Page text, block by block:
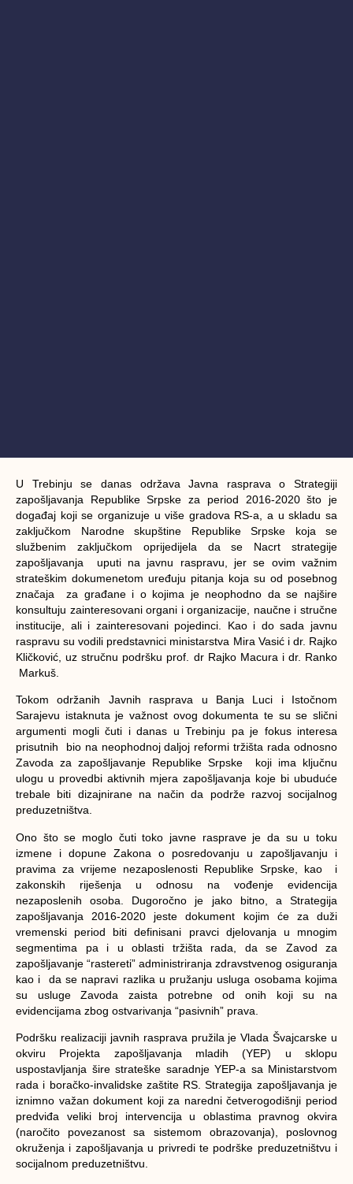
U Trebinju se danas održava Javna rasprava o Strategiji
zapošljavanja Republike Srpske za period 2016-2020 što je
događaj koji se organizuje u više gradova RS-a, a u skladu sa
zaključkom Narodne skupštine Republike Srpske koja se
službenim zaključkom oprijedijela da se Nacrt strategije
zapošljavanja uputi na javnu raspravu, jer se ovim važnim
strateškim dokumenetom uređuju pitanja koja su od posebnog
značaja za građane i o kojima je neophodno da se najšire
konsultuju zainteresovani organi i organizacije, naučne i stručne
institucije, ali i zainteresovani pojedinci. Kao i do sada javnu
raspravu su vodili predstavnici ministarstva Mira Vasić i dr. Rajko
Kličković, uz stručnu podršku prof. dr Rajko Macura i dr. Ranko
Markuš.
Tokom održanih Javnih rasprava u Banja Luci i Istočnom
Sarajevu istaknuta je važnost ovog dokumenta te su se slični
argumenti mogli čuti i danas u Trebinju pa je fokus interesa
prisutnih bio na neophodnoj daljoj reformi tržišta rada odnosno
Zavoda za zapošljavanje Republike Srpske koji ima ključnu
ulogu u provedbi aktivnih mjera zapošljavanja koje bi ubuduće
trebale biti dizajnirane na način da podrže razvoj socijalnog
preduzetništva.
Ono što se moglo čuti toko javne rasprave je da su u toku
izmene i dopune Zakona o posredovanju u zapošljavanju i
pravima za vrijeme nezaposlenosti Republike Srpske, kao i
zakonskih riješenja u odnosu na vođenje evidencija
nezaposlenih osoba. Dugoročno je jako bitno, a Strategija
zapošljavanja 2016-2020 jeste dokument kojim će za duži
vremenski period biti definisani pravci djelovanja u mnogim
segmentima pa i u oblasti tržišta rada, da se Zavod za
zapošljavanje “rastereti” administriranja zdravstvenog osiguranja
kao i da se napravi razlika u pružanju usluga osobama kojima
su usluge Zavoda zaista potrebne od onih koji su na
evidencijama zbog ostvarivanja “pasivnih” prava.
Podršku realizaciji javnih rasprava pružila je Vlada Švajcarske u
okviru Projekta zapošljavanja mladih (YEP) u sklopu
uspostavljanja šire strateške saradnje YEP-a sa Ministarstvom
rada i boračko-invalidske zaštite RS. Strategija zapošljavanja je
iznimno važan dokument koji za naredni četverogodišnji period
predviđa veliki broj intervencija u oblastima pravnog okvira
(naročito povezanost sa sistemom obrazovanja), poslovnog
okruženja i zapošljavanja u privredi te podrške preduzetništvu i
socijalnom preduzetništvu.